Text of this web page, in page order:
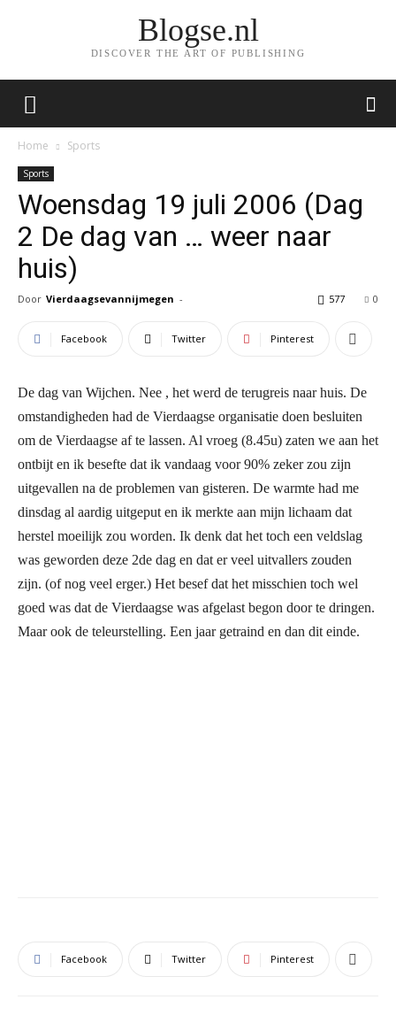
Blogse.nl
DISCOVER THE ART OF PUBLISHING
Home Sports
Sports
Woensdag 19 juli 2006 (Dag
2 De dag van … weer naar
huis)
Door Vierdaagsevannijmegen - 0
577
Facebook Twitter Pinterest
De dag van Wijchen. Nee , het werd de terugreis naar huis. De
omstandigheden had de Vierdaagse organisatie doen besluiten
om de Vierdaagse af te lassen. Al vroeg (8.45u) zaten we aan het
ontbijt en ik besefte dat ik vandaag voor 90% zeker zou zijn
uitgevallen na de problemen van gisteren. De warmte had me
dinsdag al aardig uitgeput en ik merkte aan mijn lichaam dat
herstel moeilijk zou worden. Ik denk dat het toch een veldslag
was geworden deze 2de dag en dat er veel uitvallers zouden
zijn. (of nog veel erger.) Het besef dat het misschien toch wel
goed was dat de Vierdaagse was afgelast begon door te dringen.
Maar ook de teleurstelling. Een jaar getraind en dan dit einde.
Facebook Twitter Pinterest